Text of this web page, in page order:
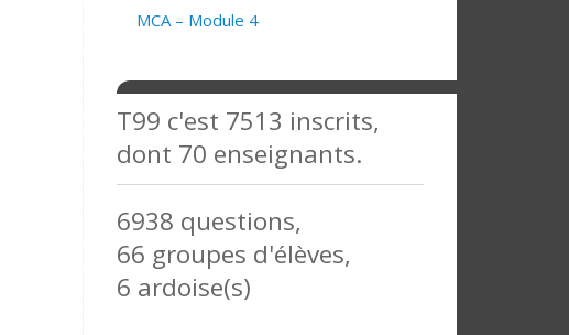
MCA – Module 4
T99 c'est 7513 inscrits,
dont 70 enseignants.
6938 questions,
66 groupes d'élèves,
6 ardoise(s)